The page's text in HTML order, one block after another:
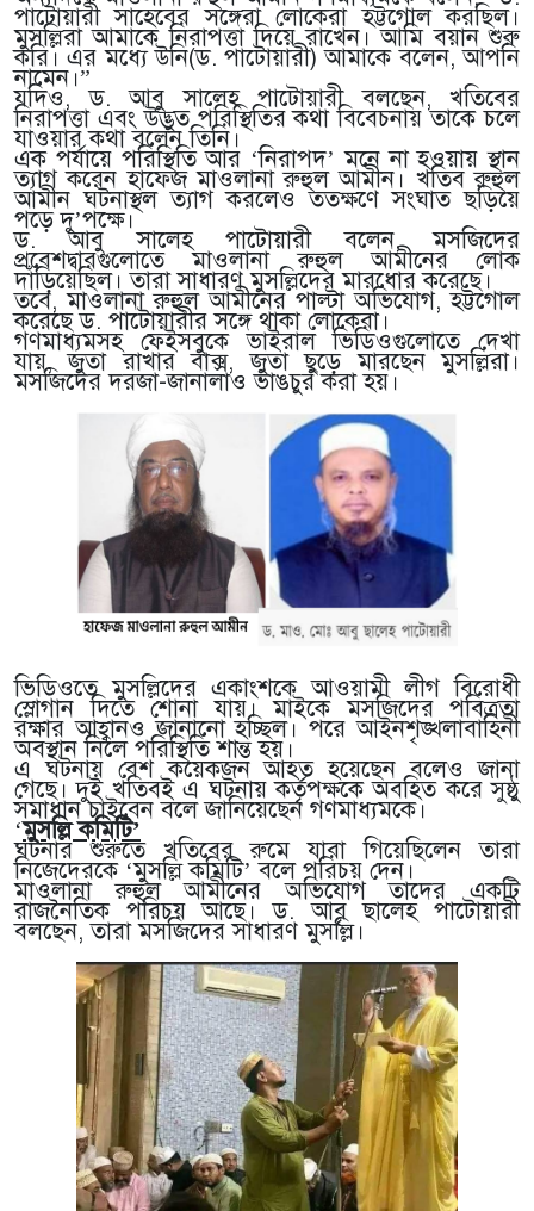
পাটোয়ারী সাহেবের সঙ্গেরা লোকেরা হট্টগোল করছিল।
মুসল্লিরা আমাকে নিরাপত্তা দিয়ে রাখেন। আমি বয়ান শুরু
করি। এর মধ্যে উনি(ড. পাটোয়ারী) আমাকে বলেন, আপনি
নামেন।”
যদিও, ড. আবু সালেহ পাটোয়ারী বলছেন, খতিবের
নিরাপত্তা এবং উদ্ভুত পরিস্থিতির কথা বিবেচনায় তাকে চলে
যাওয়ার কথা বলেন তিনি।
এক পর্যায়ে পরিস্থিতি আর ‘নিরাপদ’ মনে না হওয়ায় স্থান
ত্যাগ করেন হাফেজ মাওলানা রুহুল আমীন। খতিব রুহুল
আমীন ঘটনাস্থল ত্যাগ করলেও ততক্ষণে সংঘাত ছড়িয়ে
পড়ে দু’পক্ষে।
ড. আবু সালেহ পাটোয়ারী বলেন, মসজিদের
প্রবেশদ্বারগুলোতে মাওলানা রুহুল আমীনের লোক
দাঁড়িয়েছিল। তারা সাধারণ মুসল্লিদের মারধোর করেছে।
তবে, মাওলানা রুহুল আমীনের পাল্টা অভিযোগ, হট্টগোল
করেছে ড. পাটোয়ারীর সঙ্গে থাকা লোকেরা।
গণমাধ্যমসহ ফেইসবুকে ভাইরাল ভিডিওগুলোতে দেখা
যায়, জুতা রাখার বাক্স, জুতা ছুড়ে মারছেন মুসল্লিরা।
মসজিদের দরজা-জানালাও ভাঙচুর করা হয়।
ভিডিওতে মুসল্লিদের একাংশকে আওয়ামী লীগ বিরোধী
স্লোগান দিতে শোনা যায়। মাইকে মসজিদের পবিত্রতা
রক্ষার আহ্বানও জানানো হচ্ছিল। পরে আইনশৃঙ্খলাবাহিনী
অবস্থান নিলে পরিস্থিতি শান্ত হয়।
এ ঘটনায় বেশ কয়েকজন আহত হয়েছেন বলেও জানা
গেছে। দুই খতিবই এ ঘটনায় কর্তৃপক্ষকে অবহিত করে সুষ্ঠু
সমাধান চাইবেন বলে জানিয়েছেন গণমাধ্যমকে।
‘মুসল্লি কমিটি’
ঘটনার শুরুতে খতিবের রুমে যারা গিয়েছিলেন তারা
নিজেদেরকে ‘মুসল্লি কমিটি’ বলে পরিচয় দেন।
মাওলানা রুহুল আমীনের অভিযোগ তাদের একটি
রাজনৈতিক পরিচয় আছে। ড. আবৃ ছালেহ পাটোয়ারী
বলছেন, তারা মসজিদের সাধারণ মুসল্লি।